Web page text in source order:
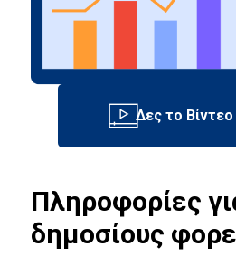
Πληροφορίες
δημοσίους